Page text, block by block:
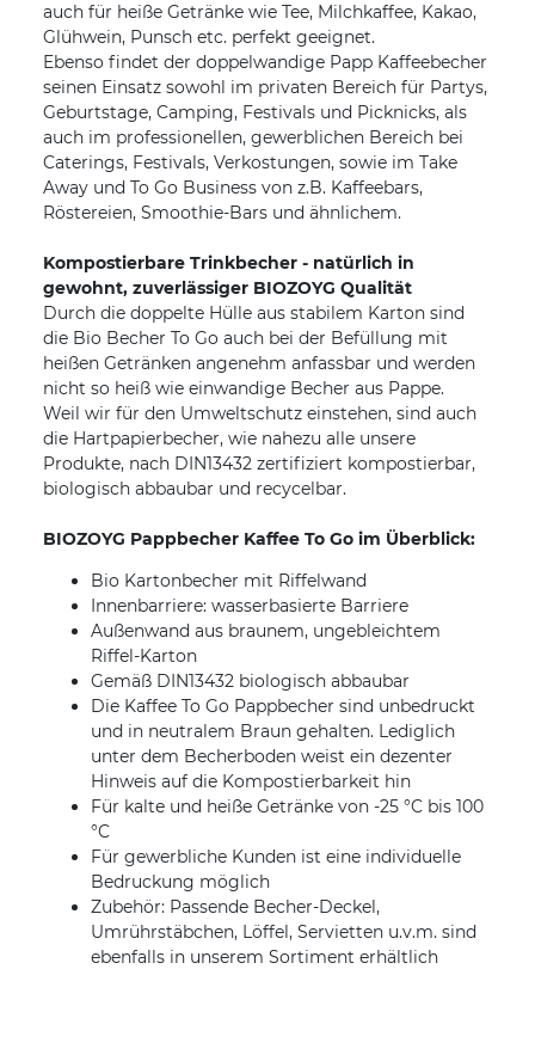
auch für heiße Getränke wie Tee, Milchkaffee, Kakao,
Glühwein, Punsch etc. perfekt geeignet.
Ebenso findet der doppelwandige Papp Kaffeebecher
seinen Einsatz sowohl im privaten Bereich für Partys,
Geburtstage, Camping, Festivals und Picknicks, als
auch im professionellen, gewerblichen Bereich bei
Caterings, Festivals, Verkostungen, sowie im Take
Away und To Go Business von z.B. Kaffeebars,
Röstereien, Smoothie-Bars und ähnlichem.
Kompostierbare Trinkbecher - natürlich in
gewohnt, zuverlässiger BIOZOYG Qualität
Durch die doppelte Hülle aus stabilem Karton sind
die Bio Becher To Go auch bei der Befüllung mit
heißen Getränken angenehm anfassbar und werden
nicht so heiß wie einwandige Becher aus Pappe.
Weil wir für den Umweltschutz einstehen, sind auch
die Hartpapierbecher, wie nahezu alle unsere
Produkte, nach DIN13432 zertifiziert kompostierbar,
biologisch abbaubar und recycelbar.
BIOZOYG Pappbecher Kaffee To Go im Überblick:
Bio Kartonbecher mit Riffelwand
Innenbarriere: wasserbasierte Barriere
Außenwand aus braunem, ungebleichtem
Riffel-Karton
Gemäß DIN13432 biologisch abbaubar
Die Kaffee To Go Pappbecher sind unbedruckt
und in neutralem Braun gehalten. Lediglich
unter dem Becherboden weist ein dezenter
Hinweis auf die Kompostierbarkeit hin
Für kalte und heiße Getränke von -25 °C bis 100
°C
Für gewerbliche Kunden ist eine individuelle
Bedruckung möglich
Zubehör: Passende Becher-Deckel,
Umrührstäbchen, Löffel, Servietten u.v.m. sind
ebenfalls in unserem Sortiment erhältlich